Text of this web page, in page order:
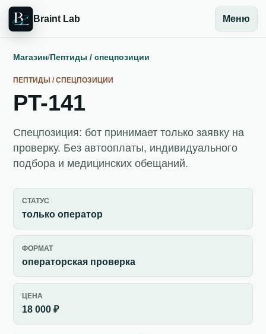
Braint Lab Меню
Магазин/Пептиды / спецпозиции
ПЕПТИДЫ / СПЕЦПОЗИЦИИ
PT-141
Спецпозиция: бот принимает только заявку на
проверку. Без автооплаты, индивидуального
подбора и медицинских обещаний.
СТАТУС
только оператор
ФОРМАТ
операторская проверка
ЦЕНА
18 000 ₽